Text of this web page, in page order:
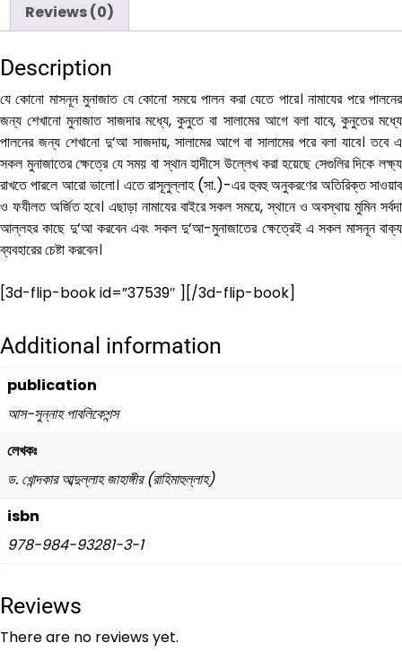
Reviews (0)
Description
যে কোনো মাসনূন মুনাজাত যে কোনো সময়ে পালন করা যেতে পারে। নামাযের পরে পালনের
জন্য শেখানো মুনাজাত সাজদার মধ্যে, কুনুতে বা সালামের আগে বলা যাবে, কুনুতের মধ্যে
পালনের জন্য শেখানো দু‘আ সাজদায়, সালামের আগে বা সালামের পরে বলা যাবে। তবে এ
সকল মুনাজাতের ক্ষেত্রে যে সময় বা স্থান হাদীসে উল্লেখ করা হয়েছে সেগুলির দিকে লক্ষ্য
রাখতে পারলে আরো ভালো। এতে রাসূলুল্লাহ (সা.)-এর হুবহু অনুকরণের অতিরিক্ত সাওয়াব
ও ফযীলত অর্জিত হবে। এছাড়া নামাযের বাইরে সকল সময়ে, স্থানে ও অবস্থায় মুমিন সর্বদা
আল্লহর কাছে দু‘আ করবেন এবং সকল দু‘আ-মুনাজাতের ক্ষেত্রেই এ সকল মাসনূন বাক্য
ব্যবহারের চেষ্টা করবেন।
[3d-flip-book id=”37539″ ][/3d-flip-book]
Additional information
publication
আস-সুন্নাহ পাবলিকেশন্স
লেখকঃ
ড. খোন্দকার আব্দুল্লাহ জাহাঙ্গীর (রাহিমাহুল্লাহ)
isbn
978-984-93281-3-1
Reviews
There are no reviews yet.